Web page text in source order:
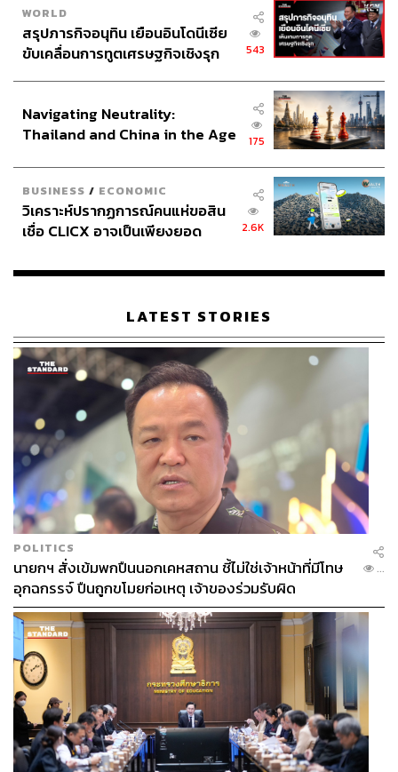
WORLD
สรุปภารกิจอนุทิน เยือนอินโดนีเซีย
ขับเคลื่อนการทูตเศรษฐกิจเชิงรุก
543
Navigating Neutrality:
Thailand and China in the Age
175
BUSINESS / ECONOMIC
วิเคราะห์ปรากฏการณ์คนแห่ขอสิน
เชื่อ CLICX อาจเป็นเพียงยอด
เรือนไทยที่ถูกซุกไว้
2.6K
LATEST STORIES
POLITICS
นายกฯ สั่งเข้มพกปืนนอกเคหสถาน ชี้ไม่ใช่เจ้าหน้าที่มีโทษ
อุกฉกรรจ์ ปืนถูกขโมยก่อเหตุ เจ้าของร่วมรับผิด
...